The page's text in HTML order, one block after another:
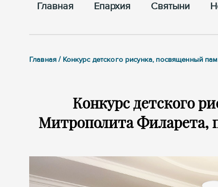
Главная Епархия Cвятыни
Главная / Конкурс детского рисунка, посвященный
Конкурс детского
Митрополита Филарета,